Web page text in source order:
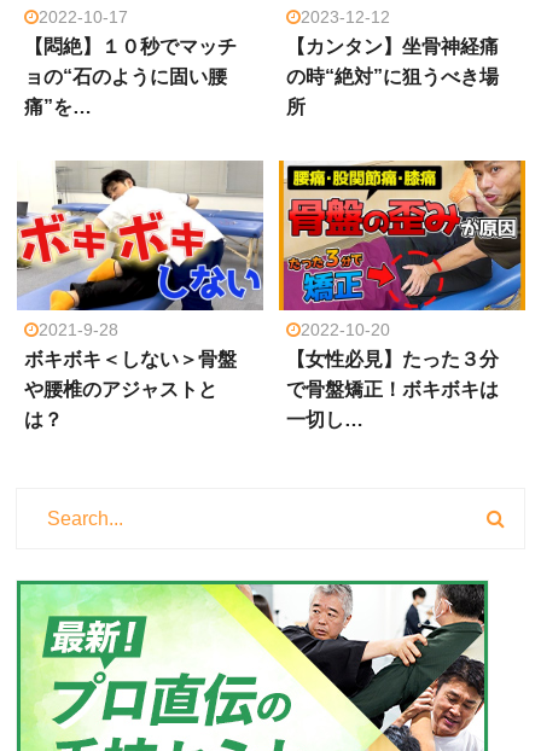
2022-10-17
【悶絶】１０秒でマッチ
ョの“石のように固い腰
痛”を…
2023-12-12
【カンタン】坐骨神経痛
の時“絶対”に狙うべき場
所
2021-9-28
ボキボキ＜しない＞骨盤
や腰椎のアジャストと
は？
2022-10-20
【女性必見】たった３分
で骨盤矯正！ボキボキは
一切し…